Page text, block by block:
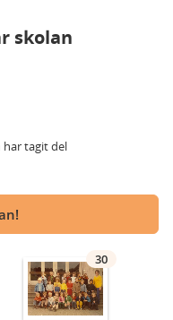
skolan
har tagit del
30